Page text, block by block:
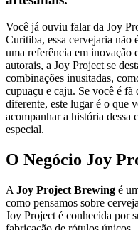
Você já ouviu falar da Joy
Curitiba, essa cervejaria não
uma referência em inovação
autorais, a Joy Project se
combinações inusitadas,
cupuaçu e caju. Se você é fã
diferente, este lugar é o que
acompanhar a história dessa
especial.
O Negócio Joy
A Joy Project Brewing é
como pensamos sobre
Joy Project é conhecida por